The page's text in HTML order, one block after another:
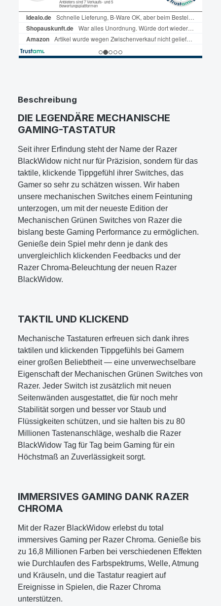
Beschreibung
DIE LEGENDÄRE MECHANISCHE
GAMING-TASTATUR
Seit ihrer Erfindung steht der Name der Razer
BlackWidow nicht nur für Präzision, sondern für das
taktile, klickende Tippgefühl ihrer Switches, das
Gamer so sehr zu schätzen wissen. Wir haben
unsere mechanischen Switches einem Feintuning
unterzogen, um mit der neueste Edition der
Mechanischen Grünen Switches von Razer die
bislang beste Gaming Performance zu ermöglichen.
Genieße dein Spiel mehr denn je dank des
unvergleichlich klickenden Feedbacks und der
Razer Chroma-Beleuchtung der neuen Razer
BlackWidow.
TAKTIL UND KLICKEND
Mechanische Tastaturen erfreuen sich dank ihres
taktilen und klickenden Tippgefühls bei Gamern
einer großen Beliebtheit — eine unverwechselbare
Eigenschaft der Mechanischen Grünen Switches von
Razer. Jeder Switch ist zusätzlich mit neuen
Seitenwänden ausgestattet, die für noch mehr
Stabilität sorgen und besser vor Staub und
Flüssigkeiten schützen, und sie halten bis zu 80
Millionen Tastenanschläge, weshalb die Razer
BlackWidow Tag für Tag beim Gaming für ein
Höchstmaß an Zuverlässigkeit sorgt.
IMMERSIVES GAMING DANK RAZER
CHROMA
Mit der Razer BlackWidow erlebst du total
immersives Gaming per Razer Chroma. Genieße bis
zu 16,8 Millionen Farben bei verschiedenen Effekten
wie Durchlaufen des Farbspektrums, Welle, Atmung
und Kräuseln, und die Tastatur reagiert auf
Ereignisse in Spielen, die Razer Chroma
unterstützen.